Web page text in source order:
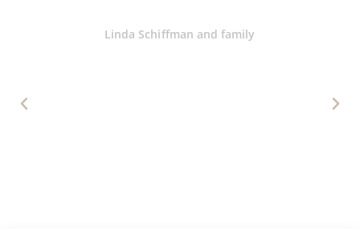
Linda Schiffman and family